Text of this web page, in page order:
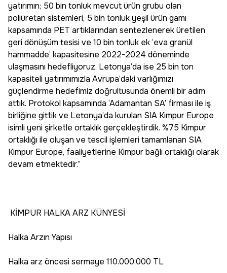
yatırımın; 50 bin tonluk mevcut ürün grubu olan
poliüretan sistemleri, 5 bin tonluk yeşil ürün gamı
kapsamında PET artıklarından sentezlenerek üretilen
geri dönüşüm tesisi ve 10 bin tonluk ek ‘eva granül
hammadde’ kapasitesine 2022-2024 döneminde
ulaşmasını hedefliyoruz. Letonya’da ise 25 bin ton
kapasiteli yatırımımızla Avrupa’daki varlığımızı
güçlendirme hedefimiz doğrultusunda önemli bir adım
attık. Protokol kapsamında ‘Adamantan SA’ firması ile iş
birliğine gittik ve Letonya’da kurulan SIA Kimpur Europe
isimli yeni şirketle ortaklık gerçekleştirdik. %75 Kimpur
ortaklığı ile oluşan ve tescil işlemleri tamamlanan SIA
Kimpur Europe, faaliyetlerine Kimpur bağlı ortaklığı olarak
devam etmektedir.”
KİMPUR HALKA ARZ KÜNYESİ
Halka Arzın Yapısı
Halka arz öncesi sermaye 110.000.000 TL